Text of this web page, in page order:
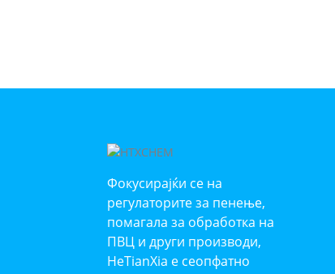
Фокусирајќи се на
регулаторите за пенење,
помагала за обработка на
ПВЦ и други производи,
HeTianXia е сеопфатно